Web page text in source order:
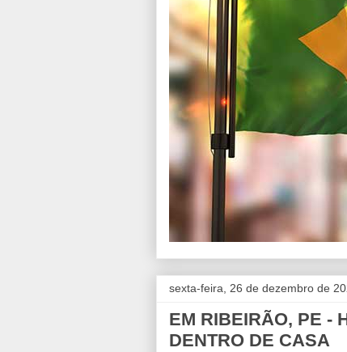
sexta-feira, 26 de dezembro de
EM RIBEIRÃO, PE -
DENTRO DE CASA